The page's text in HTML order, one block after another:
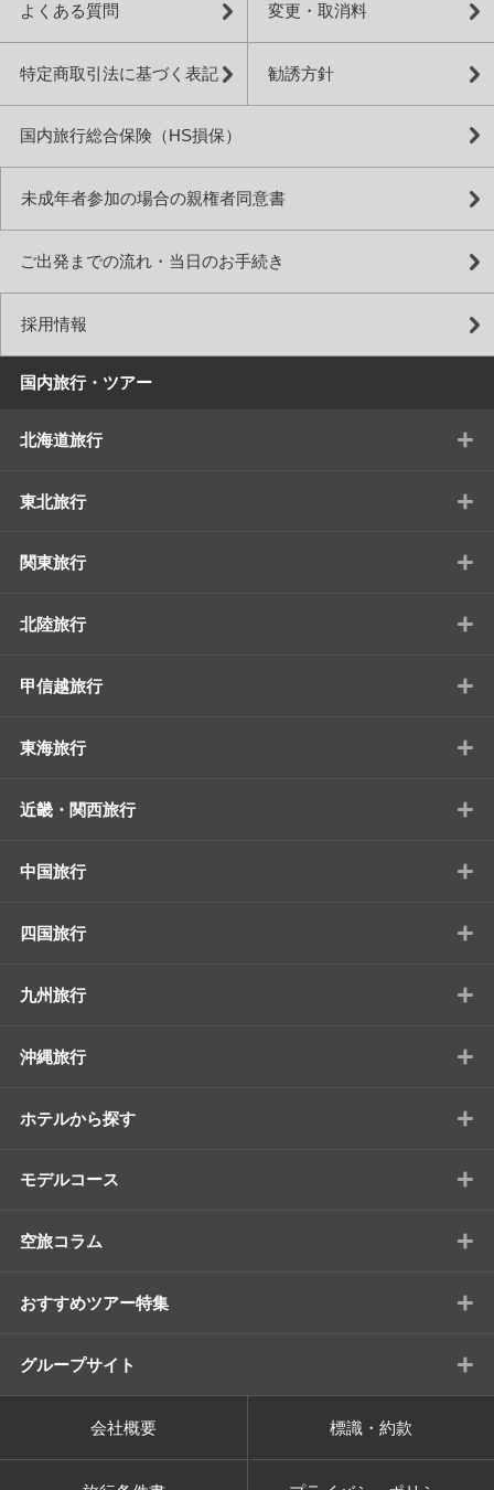
よくある質問 変更・取消料
特定商取引法に基づく表記 勧誘方針
国内旅行総合保険（HS損保）
未成年者参加の場合の親権者同意書
ご出発までの流れ・当日のお手続き
採用情報
国内旅行・ツアー
北海道旅行 +
東北旅行 +
関東旅行 +
北陸旅行 +
甲信越旅行 +
東海旅行 +
近畿・関西旅行 +
中国旅行 +
四国旅行 +
九州旅行 +
沖縄旅行 +
ホテルから探す +
モデルコース +
空旅コラム +
おすすめツアー特集 +
グループサイト +
会社概要 標識・約款